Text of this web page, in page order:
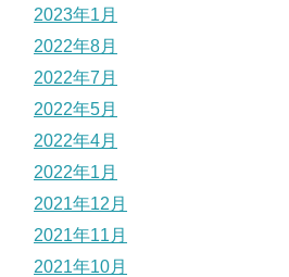
2023年1月
2022年8月
2022年7月
2022年5月
2022年4月
2022年1月
2021年12月
2021年11月
2021年10月